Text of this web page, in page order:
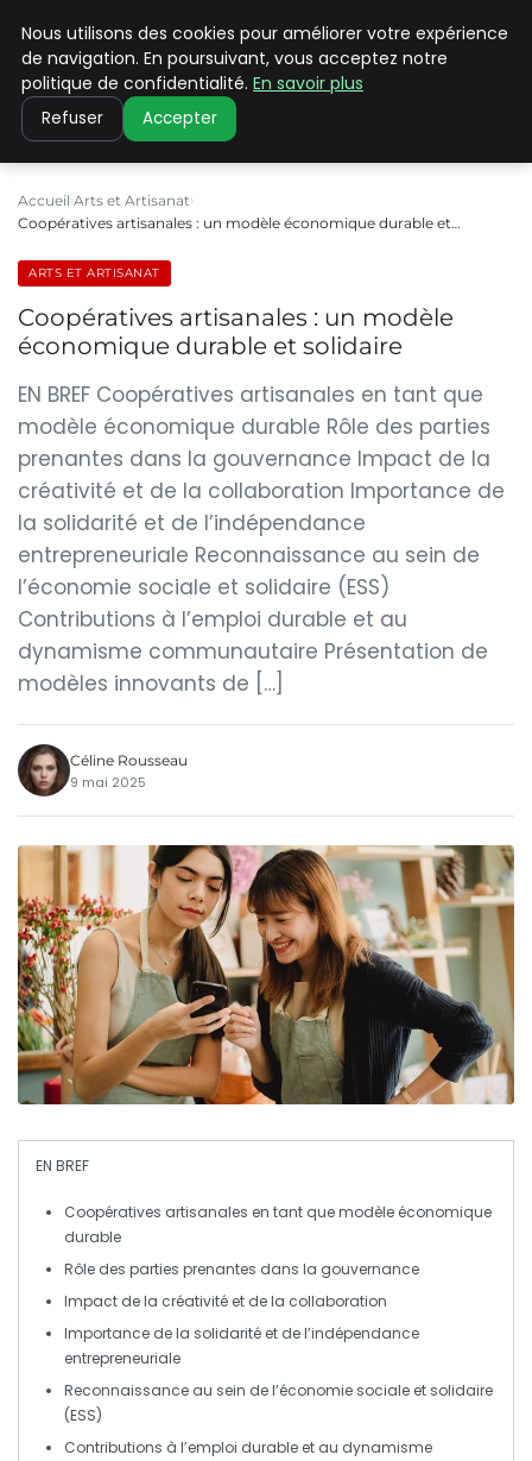
PILAT PATRIMOINES
Accueil Arts et Artisanat
Coopératives artisanales : un modèle économique durable et…
ARTS ET ARTISANAT
Coopératives artisanales : un modèle
économique durable et solidaire
EN BREF Coopératives artisanales en tant que
modèle économique durable Rôle des parties
prenantes dans la gouvernance Impact de la
créativité et de la collaboration Importance de
la solidarité et de l’indépendance
entrepreneuriale Reconnaissance au sein de
l’économie sociale et solidaire (ESS)
Contributions à l’emploi durable et au
dynamisme communautaire Présentation de
modèles innovants de […]
Céline Rousseau
9 mai 2025
EN BREF
Coopératives artisanales en tant quemodèle économique
durable
Rôle des parties prenantes dans la gouvernance
Impact de la créativité et de la collaboration
Importance de la solidarité et del’indépendance
entrepreneuriale
Reconnaissance au sein de l’économie sociale et solidaire
(ESS)
Contributions à l’emploi durable et au dynamisme
Nous utilisons des cookies pour améliorer votre expérience
de navigation. En poursuivant, vous acceptez notre
politique de confidentialité. En savoir plus
Refuser Accepter